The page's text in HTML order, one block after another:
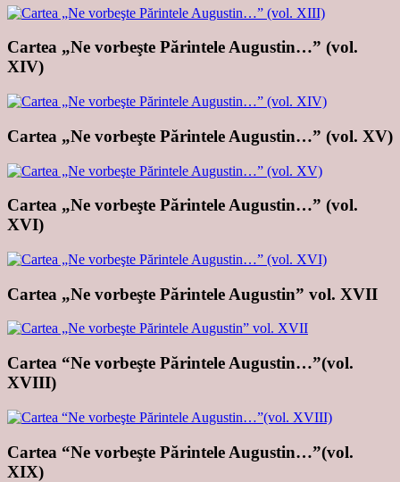
Cartea „Ne vorbeşte Părintele Augustin…” (vol.
XIV)
Cartea „Ne vorbeşte Părintele Augustin…” (vol. XV)
Cartea „Ne vorbeşte Părintele Augustin…” (vol.
XVI)
Cartea „Ne vorbeşte Părintele Augustin” vol. XVII
Cartea “Ne vorbeşte Părintele Augustin…”(vol.
XVIII)
Cartea “Ne vorbeşte Părintele Augustin…”(vol.
XIX)